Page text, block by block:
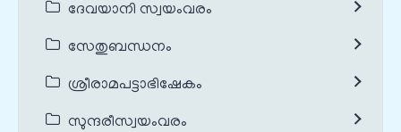
ദേവയാനി സ്വയംവരം
സേതുബന്ധനം
ശ്രീരാമപട്ടാഭിഷേകം
സുന്ദരീസ്വയംവരം